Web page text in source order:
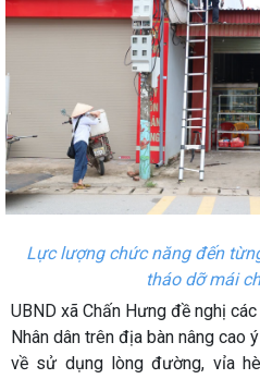
Lực lượng chức năng đến
tháo dỡ mái
UBND xã Chấn Hưng đề nghị
Nhân dân trên địa bàn nâng cao
về sử dụng lòng đường, vỉa